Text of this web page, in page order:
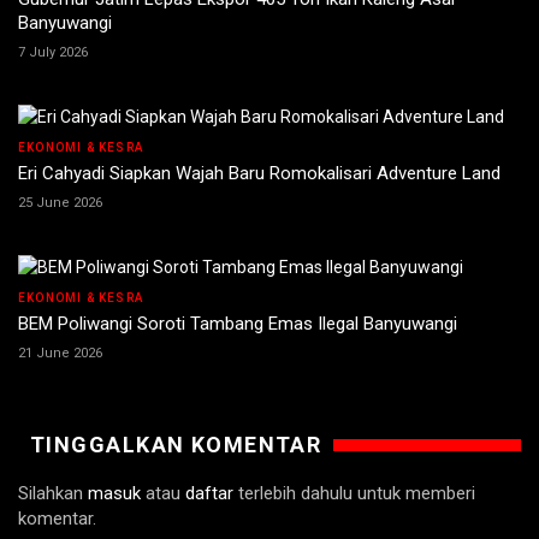
Banyuwangi
7 July 2026
EKONOMI & KESRA
Eri Cahyadi Siapkan Wajah Baru Romokalisari Adventure Land
25 June 2026
EKONOMI & KESRA
BEM Poliwangi Soroti Tambang Emas Ilegal Banyuwangi
21 June 2026
TINGGALKAN KOMENTAR
Silahkan masuk atau daftar terlebih dahulu untuk memberi
komentar.